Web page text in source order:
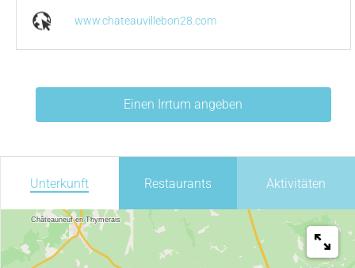
www.chateauvillebon28.com
Einen Irrtum angeben
Unterkunft Restaurants Aktivitäten